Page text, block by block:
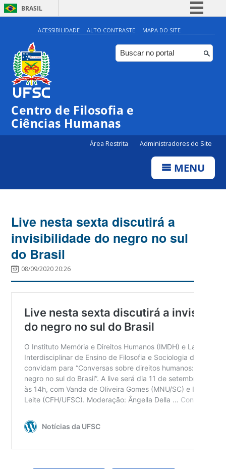
BRASIL
Simplifique!
Comunica BR
Participe
ACESSIBILIDADE ALTO CONTRASTE MAPA DO SITE
Centro de Filosofia e
Ciências Humanas
Área Restrita Administradores do Site
MENU
Live nesta sexta discutirá a
invisibilidade do negro no sul
do Brasil
08/09/2020 20:26